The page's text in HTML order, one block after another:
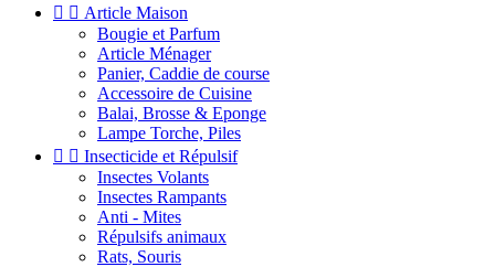
  Article Maison
Bougie et Parfum
Article Ménager
Panier, Caddie de course
Accessoire de Cuisine
Balai, Brosse & Eponge
Lampe Torche, Piles
  Insecticide et Répulsif
Insectes Volants
Insectes Rampants
Anti - Mites
Répulsifs animaux
Rats, Souris